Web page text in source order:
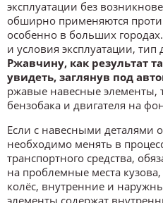
эксплуатации без
обширно применяются
особенно в больших
и условия эксплуатации,
Ржавчину, как результат
увидеть, заглянув под
ржавые навесные элементы,
бензобака и двигателя на
Если с навесными деталями
необходимо менять в
транспортного средства,
на проблемные места
колёс, внутренние и